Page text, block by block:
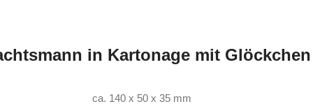
in Kartonage mit Glöckchen
ca. 140 x 50 x 35 mm